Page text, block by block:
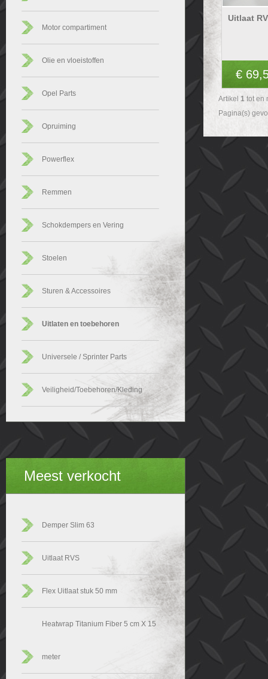
Motor compartiment
Olie en vloeistoffen
Opel Parts
Opruiming
Powerflex
Remmen
Schokdempers en Vering
Stoelen
Sturen & Accessoires
Uitlaten en toebehoren
Universele / Sprinter Parts
Veiligheid/Toebehoren/Kleding
Meest verkocht
Demper Slim 63
Uitlaat RVS
Flex Uitlaat stuk 50 mm
Heatwrap Titanium Fiber 5 cm X 15
meter
Uitlaat
€
Artikel 1 tot en
Pagina(s)